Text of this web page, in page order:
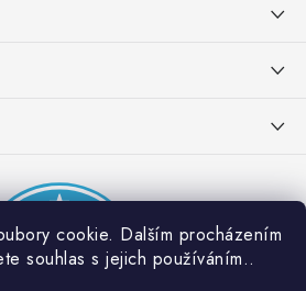
cookie. Dalším procházením
souhlas s jejich používáním..